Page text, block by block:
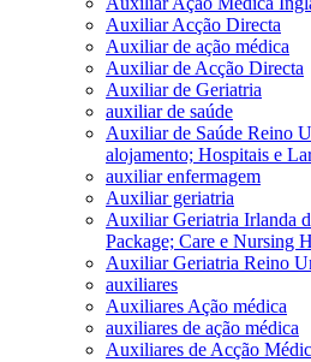
Auxiliar Acção Directa
Auxiliar de ação médica
Auxiliar de Acção Directa
Auxiliar de Geriatria
auxiliar de saúde
Auxiliar de Saúde Reino
alojamento; Hospitais e
auxiliar enfermagem
Auxiliar geriatria
Auxiliar Geriatria Irlanda
Package; Care e Nursing
Auxiliar Geriatria Reino
auxiliares
Auxiliares Ação médica
auxiliares de ação médica
Auxiliares de Acção